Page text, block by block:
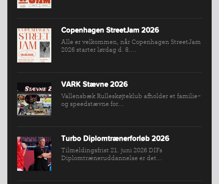
BREDDEPULJE
NYHEDER
FIND
SPORTSGRENE
FORBUNDET
KONKURRENCER
Copenhagen StreetJam 2026
Alle er velkommen, når Copenhagen StreetJam
2026 starter lørdag d. 8....
VARK Stævne 2026
Vallensbæk Rulleskøjteklub afholder et familie-
og speedstævne for...
Turbo Diplomtrænerforløb 2026
Tilmeldingsfrist 21. juni 2026 DIFs
Diplomtræneruddannelse er det...